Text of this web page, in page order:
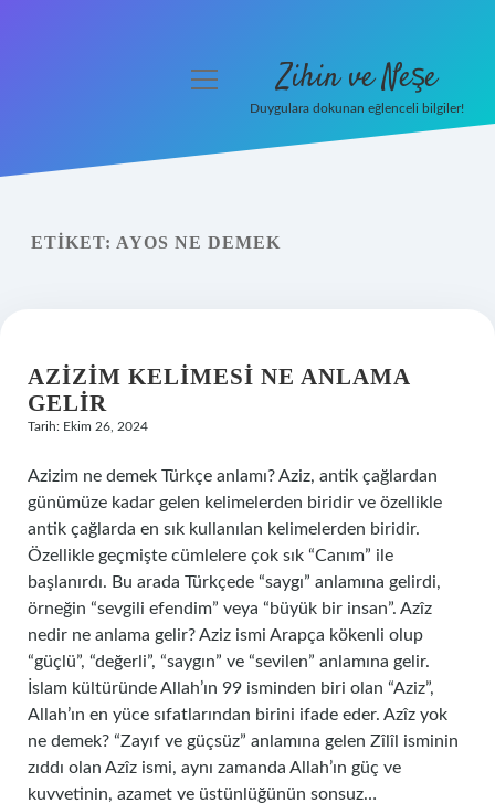
Yasal Uyarı
menüyü
Zihin ve Neşe
Duygulara dokunan eğlenceli bilgiler!
ETIKET: AYOS NE DEMEK
AZIZIM KELIMESI NE ANLAMA
GELIR
Tarih: Ekim 26, 2024
Azizim ne demek Türkçe anlamı? Aziz, antik çağlardan
günümüze kadar gelen kelimelerden biridir ve özellikle
antik çağlarda en sık kullanılan kelimelerden biridir.
Özellikle geçmişte cümlelere çok sık “Canım” ile
başlanırdı. Bu arada Türkçede “saygı” anlamına gelirdi,
örneğin “sevgili efendim” veya “büyük bir insan”. Azîz
nedir ne anlama gelir? Aziz ismi Arapça kökenli olup
“güçlü”, “değerli”, “saygın” ve “sevilen” anlamına gelir.
İslam kültüründe Allah’ın 99 isminden biri olan “Aziz”,
Allah’ın en yüce sıfatlarından birini ifade eder. Azîz yok
ne demek? “Zayıf ve güçsüz” anlamına gelen Zîlîl isminin
zıddı olan Azîz ismi, aynı zamanda Allah’ın güç ve
kuvvetinin, azamet ve üstünlüğünün sonsuz…